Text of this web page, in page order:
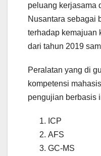
peluang kerjasama
Nusantara sebagai
terhadap kemajuan
dari tahun 2019
Peralatan yang di
kompetensi
pengujian berbasis
ICP
AFS
GC-MS